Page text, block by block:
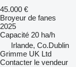
45.000 €
Broyeur de fanes
2025
Capacité 20 ha/h
Irlande, Co.Dublin
Grimme UK Ltd
Contacter le vendeur